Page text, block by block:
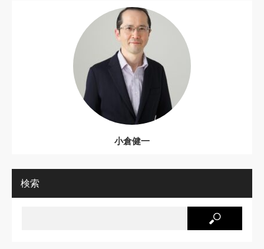
小倉健一
検索